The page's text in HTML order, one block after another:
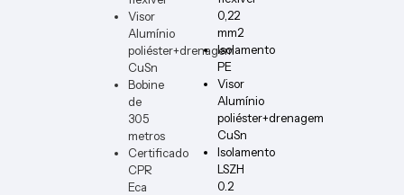
Visor
Alumínio
poliéster+drenagem
CuSn
Bobine
de
305
metros
Certificado
CPR
Eca
0,22
mm2
Isolamento
PE
Visor
Alumínio
poliéster+drenagem
CuSn
Isolamento
LSZH
0.2